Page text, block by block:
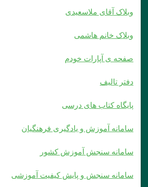
آقای ملاسعیدی
خانم هاشمی
ی آپارات خودم
تالیف
کتاب های درسی
آموزش و یادگیری فرهنگیان
سنجش آموزش کشور
سنجش و پایش کیفیت آموزشی